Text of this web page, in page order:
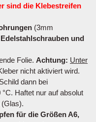
sind die Klebestreifen
(3mm
und
Folie. Achtung: Unter
nicht aktiviert wird.
dann bei
Haftet nur auf absolut
für die Größen A6,